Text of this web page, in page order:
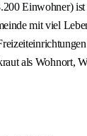
Einwohner)
mit viel
als Wohnort,